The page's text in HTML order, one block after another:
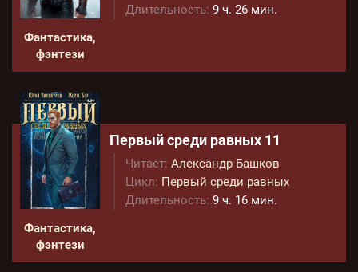
Фантастика,
фэнтези
Длительность: 9 ч. 26 мин.
Фантастика,
фэнтези
Первый среди равных 11
Читает: Александр Башков
Цикл: Первый среди равных
Длительность: 9 ч. 16 мин.